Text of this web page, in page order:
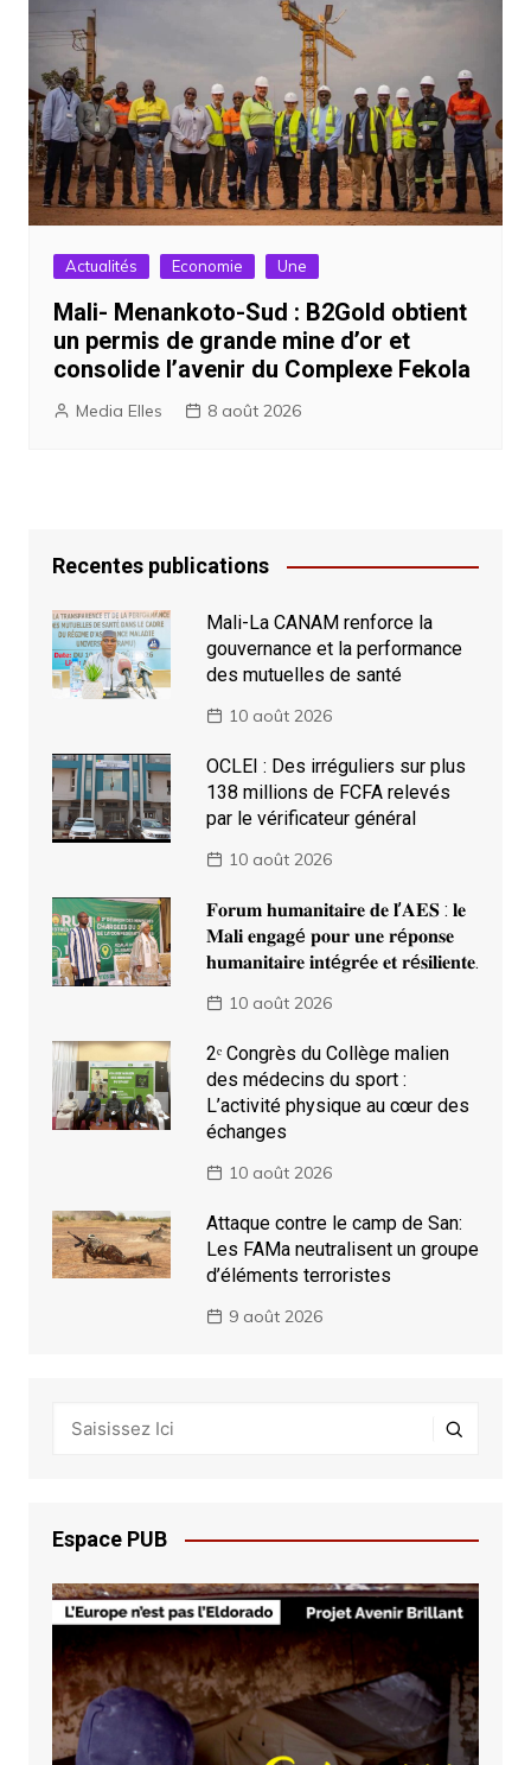
Actualités Economie Une
Mali- Menankoto-Sud : B2Gold obtient
un permis de grande mine d’or et
consolide l’avenir du Complexe Fekola
Media Elles 8 août 2026
Recentes publications
Mali-La CANAM renforce la
gouvernance et la performance
des mutuelles de santé
10 août 2026
OCLEI : Des irréguliers sur plus
138 millions de FCFA relevés
par le vérificateur général
10 août 2026
𝐅𝐨𝐫𝐮𝐦 𝐡𝐮𝐦𝐚𝐧𝐢𝐭𝐚𝐢𝐫𝐞 𝐝𝐞 𝐥’𝐀𝐄𝐒 : 𝐥𝐞
𝐌𝐚𝐥𝐢 𝐞𝐧𝐠𝐚𝐠é 𝐩𝐨𝐮𝐫 𝐮𝐧𝐞 𝐫é𝐩𝐨𝐧𝐬𝐞
𝐡𝐮𝐦𝐚𝐧𝐢𝐭𝐚𝐢𝐫𝐞 𝐢𝐧𝐭é𝐠𝐫é𝐞 𝐞𝐭 𝐫é𝐬𝐢𝐥𝐢𝐞𝐧𝐭𝐞.
10 août 2026
2ᵉ Congrès du Collège malien
des médecins du sport :
L’activité physique au cœur des
échanges
10 août 2026
Attaque contre le camp de San:
Les FAMa neutralisent un groupe
d’éléments terroristes
9 août 2026
Espace PUB